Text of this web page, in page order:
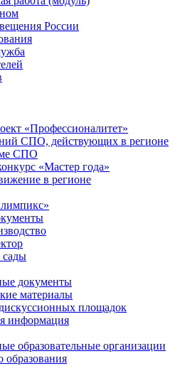
России
«Профессионалитет»
СПО, действующих в регионе
СПО
«Мастер года»
в регионе
сады
документы
материалы
площадок
информация
образовательные организации
образования